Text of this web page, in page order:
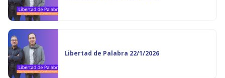
Libertad de Palabra 22/1/2026